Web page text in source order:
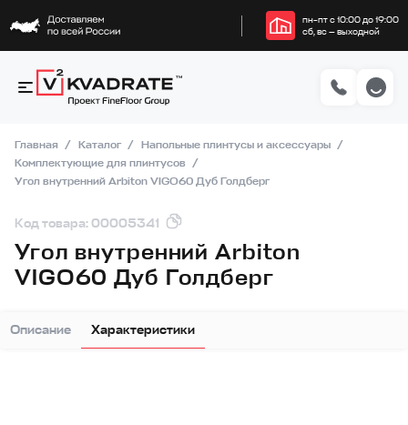
пн–пт с 10:00 до 19:00
сб, вс — выходной
Главная Каталог
Напольные плинтусы и аксессуары
Комплектующие для плинтусов
Угол внутренний Arbiton VIGO60 Дуб Голдберг
Код товара: 00005341
Угол внутренний Arbiton
VIGO60 Дуб Голдберг
Описание Характеристики